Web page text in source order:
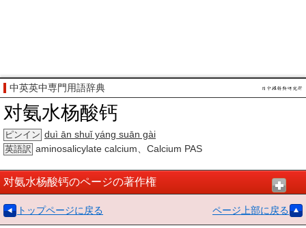
中英英中専門用語辞典
对氨水杨酸钙
ピンイン duì ān shuǐ yáng suān gài
英語訳 aminosalicylate calcium、Calcium PAS
对氨水杨酸钙のページの著作権
トップページに戻る ページ上部に戻る